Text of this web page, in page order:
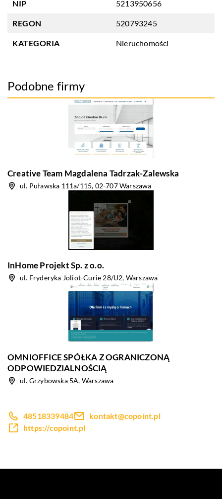
NIP 5213950656
REGON 520793245
KATEGORIA Nieruchomości
Podobne firmy
Creative Team Magdalena Tadrzak-Zalewska
ul. Puławska 111a/115, 02-707 Warszawa
InHome Projekt Sp. z o.o.
ul. Fryderyka Joliot-Curie 28/U2, Warszawa
OMNIOFFICE SPÓŁKA Z OGRANICZONĄ
ODPOWIEDZIALNOŚCIĄ
ul. Grzybowska 5A, Warszawa
48518339484
kontakt@copoint.pl
https://copoint.pl